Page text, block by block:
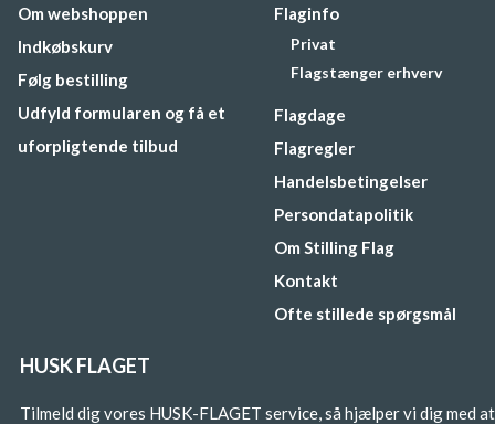
Om webshoppen
Indkøbskurv
Følg bestilling
Udfyld formularen og få et
uforpligtende tilbud
Flaginfo
Privat
Flagstænger erhverv
Flagdage
Flagregler
Handelsbetingelser
Persondatapolitik
Om Stilling Flag
Kontakt
Ofte stillede spørgsmål
HUSK FLAGET
Tilmeld dig vores HUSK-FLAGET service, så hjælper vi dig med at